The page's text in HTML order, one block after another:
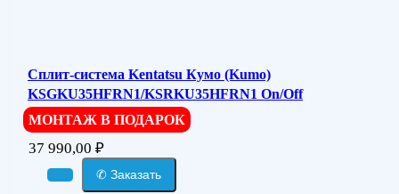
Сплит-система Kentatsu Кумо (Kumo)
KSGKU35HFRN1/KSRKU35HFRN1 On/Off
МОНТАЖ В ПОДАРОК
37 990,00 ₽
✆ Заказать